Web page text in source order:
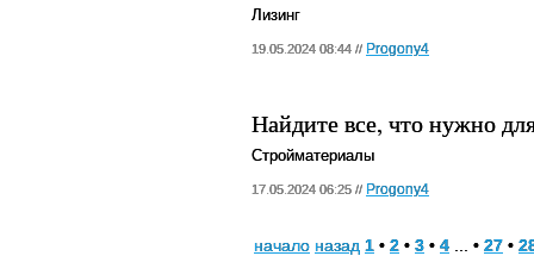
Лизинг
19.05.2024 08:44 // Progony4
Найдите все, что нужно
Стройматериалы
17.05.2024 06:25 // Progony4
начало назад 1 • 2 • 3 • 4 ... • 27 •